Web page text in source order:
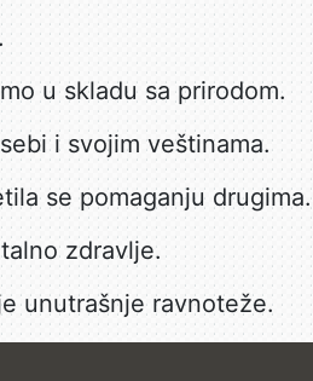
u skladu sa prirodom.
i svojim veštinama.
se pomaganju drugima.
zdravlje.
unutrašnje ravnoteže.